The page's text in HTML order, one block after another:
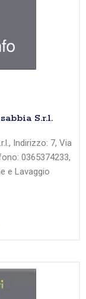
S.r.l.
Indirizzo: 7, Via
0365374233,
e Lavaggio